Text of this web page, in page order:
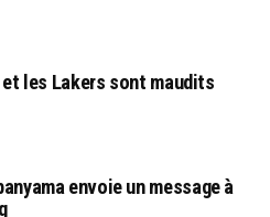
et les Lakers sont maudits
envoie un message à